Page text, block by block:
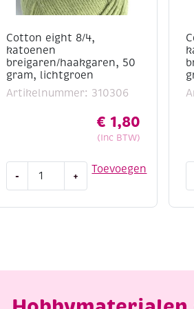
Cotton eight 8/4,
katoenen
breigaren/haakgaren, 50
gram, lichtgroen
Artikelnummer: 310306
€ 1,80
(Inc BTW)
Toevoegen
-
lichtgroen
+